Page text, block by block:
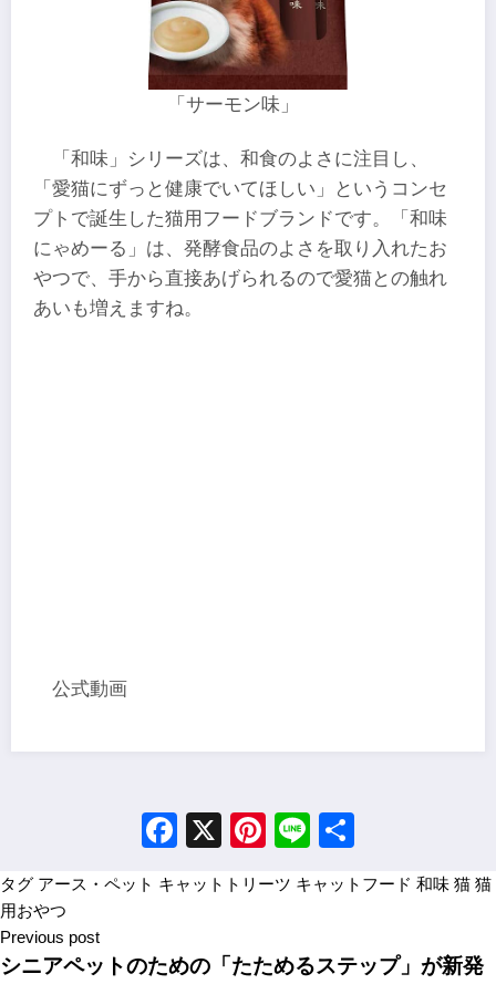
「サーモン味」
「和味」シリーズは、和食のよさに注目し、
「愛猫にずっと健康でいてほしい」というコンセ
プトで誕生した猫用フードブランドです。「和味
にゃめーる」は、発酵食品のよさを取り入れたお
やつで、手から直接あげられるので愛猫との触れ
あいも増えますね。
公式動画
Facebook
X Pinterest
Line
タグ アース・ペット キャットトリーツ キャットフード 和味 猫 猫
用おやつ
Previous post
シニアペットのための「たためるステップ」が新発